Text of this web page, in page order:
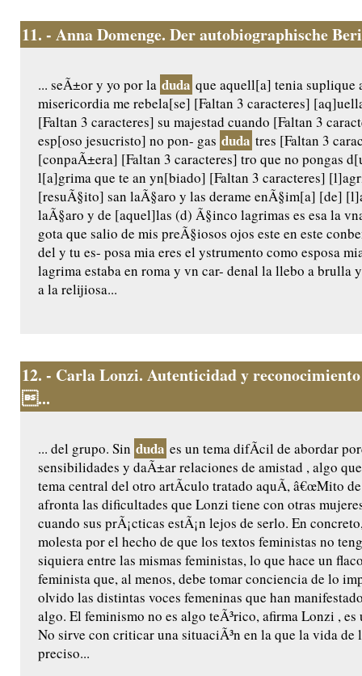
11. - Anna Domenge. Der autobiographische
... seÃ±or y yo por la duda que aquell[a] tenia suplique
misericordia me rebela[se] [Faltan 3 caracteres]
[Faltan 3 caracteres] su majestad cuando [Faltan 3
esp[oso jesucristo] no pon- gas duda tres [Faltan 3
[conpaÃ±era] [Faltan 3 caracteres] tro que no pongas
l[a]grima que te an yn[biado] [Faltan 3 caracteres]
[resuÃ§ito] san laÃ§aro y las derame enÃ§im[a] [de]
laÃ§aro y de [aquel]las (d) Ã§inco lagrimas es esa la
gota que salio de mis preÃ§iosos ojos este en este
del y tu es- posa mia eres el ystrumento como esposa
lagrima estaba en roma y vn car- denal la llebo a brulla
a la relijiosa...
12. - Carla Lonzi. Autenticidad y
...
... del grupo. Sin duda es un tema difÃ­cil de abordar
sensibilidades y daÃ±ar relaciones de amistad , algo
tema central del otro artÃ­culo tratado aquÃ­, â€œMito de
afronta las dificultades que Lonzi tiene con otras
cuando sus prÃ¡cticas estÃ¡n lejos de serlo. En
molesta por el hecho de que los textos feministas no
siquiera entre las mismas feministas, lo que hace un
feminista que, al menos, debe tomar conciencia de lo
olvido las distintas voces femeninas que han
algo. El feminismo no es algo teÃ³rico, afirma Lonzi , es
No sirve con criticar una situaciÃ³n en la que la vida de
preciso...